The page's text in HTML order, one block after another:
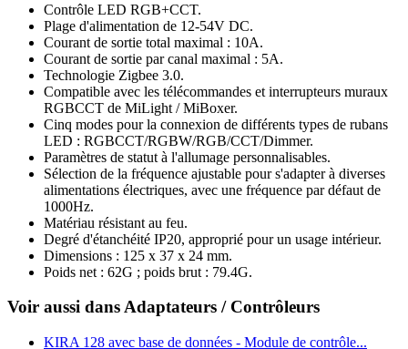
Contrôle LED RGB+CCT.
Plage d'alimentation de 12-54V DC.
Courant de sortie total maximal : 10A.
Courant de sortie par canal maximal : 5A.
Technologie Zigbee 3.0.
Compatible avec les télécommandes et interrupteurs muraux
RGBCCT de MiLight / MiBoxer.
Cinq modes pour la connexion de différents types de rubans
LED : RGBCCT/RGBW/RGB/CCT/Dimmer.
Paramètres de statut à l'allumage personnalisables.
Sélection de la fréquence ajustable pour s'adapter à diverses
alimentations électriques, avec une fréquence par défaut de
1000Hz.
Matériau résistant au feu.
Degré d'étanchéité IP20, approprié pour un usage intérieur.
Dimensions : 125 x 37 x 24 mm.
Poids net : 62G ; poids brut : 79.4G.
Voir aussi dans Adaptateurs / Contrôleurs
KIRA 128 avec base de données - Module de contrôle...